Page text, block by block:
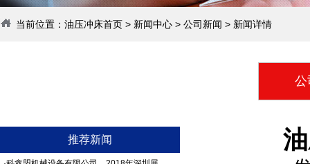
当前位置： 油压冲床首页 > 新闻中心 > 公司新闻 > 新闻详情
公
推荐新闻